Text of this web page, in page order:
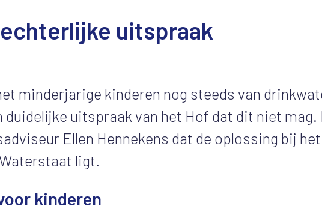
uitspraak
minderjarige kinderen nog steeds van
duidelijke uitspraak van het Hof dat dit niet mag.
Ellen Hennekens dat de oplossing bij het
ligt.
kinderen